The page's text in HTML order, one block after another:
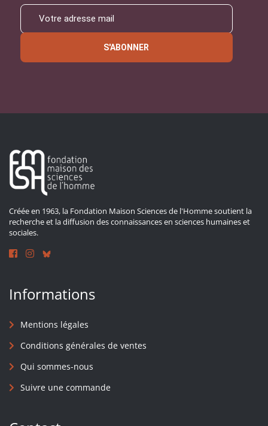
S'ABONNER
Créée en 1963, la Fondation Maison Sciences de l'Homme soutient la
recherche et la diffusion des connaissances en sciences humaines et
sociales.
Informations
Mentions légales
Conditions générales de ventes
Qui sommes-nous
Suivre une commande